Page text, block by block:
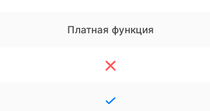
Платная функция